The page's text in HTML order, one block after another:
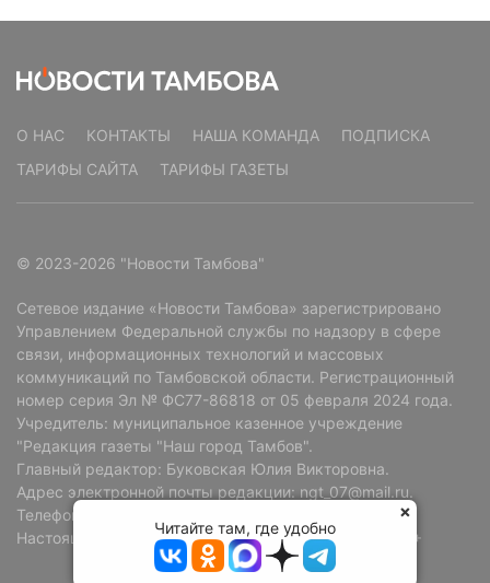
О НАС КОНТАКТЫ НАША КОМАНДА
ПОДПИСКА
ТАРИФЫ САЙТА
ТАРИФЫ ГАЗЕТЫ
© 2023-2026 "Новости Тамбова"
Сетевое издание «Новости Тамбова» зарегистрировано
Управлением Федеральной службы по надзору в сфере
связи, информационных технологий и массовых
коммуникаций по Тамбовской области. Регистрационный
номер серия Эл № ФС77-86818 от 05 февраля 2024 года.
Учредитель: муниципальное казенное учреждение
"Редакция газеты "Наш город Тамбов".
Главный редактор: Буковская Юлия Викторовна.
Адрес электронной почты редакции: ngt_07@mail.ru.
Телефон редакции: +7 (4752) 72-69-37.
Настоящий ресурс может содержать материалы 18+
Читайте там, где удобно